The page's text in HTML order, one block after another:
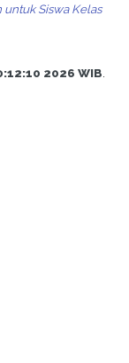
Siswa Kelas
2026 WIB